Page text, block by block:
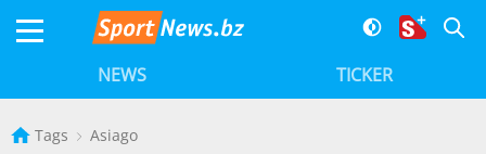
NEWS TICKER
Tags Asiago